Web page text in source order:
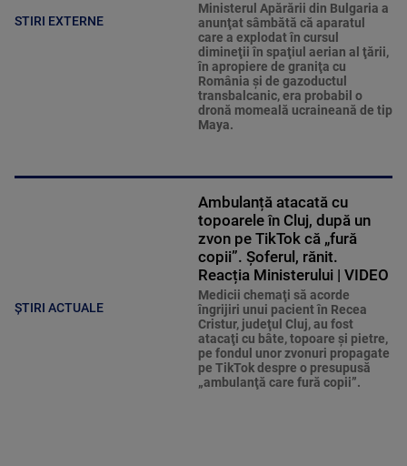
STIRI EXTERNE
Ministerul Apărării din Bulgaria a
anunţat sâmbătă că aparatul
care a explodat în cursul
dimineţii în spaţiul aerian al ţării,
în apropiere de graniţa cu
România şi de gazoductul
transbalcanic, era probabil o
dronă momeală ucraineană de tip
Maya.
ȘTIRI ACTUALE
Ambulanță atacată cu
topoarele în Cluj, după un
zvon pe TikTok că „fură
copii”. Șoferul, rănit.
Reacția Ministerului | VIDEO
Medicii chemaţi să acorde
îngrijiri unui pacient în Recea
Cristur, judeţul Cluj, au fost
atacaţi cu bâte, topoare şi pietre,
pe fondul unor zvonuri propagate
pe TikTok despre o presupusă
„ambulanţă care fură copii”.